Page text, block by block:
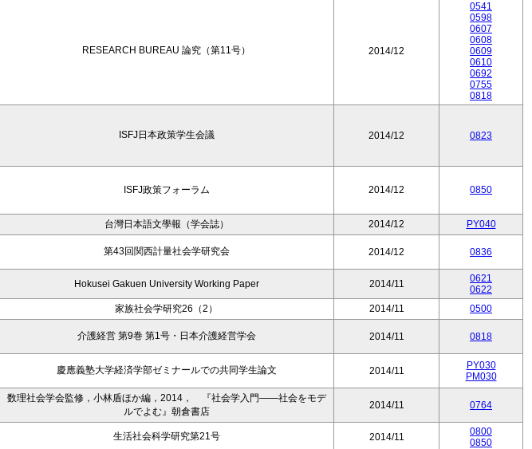
RESEARCH BUREAU 論究（第11号） 2014/12
0541
0598
0607
0608
0609
0610
0692
0755
0818
ISFJ日本政策学生会議 2014/12 0823
ISFJ政策フォーラム 2014/12 0850
台灣日本語文學報（学会誌） 2014/12
PY040
第43回関西計量社会学研究会 2014/12 0836
Hokusei Gakuen University Working Paper 2014/11
0621
0622
家族社会学研究26（2） 2014/11
0500
介護経営 第9巻 第1号・日本介護経営学会 2014/11 0818
慶應義塾大学経済学部ゼミナールでの共同学生論文 2014/11
PY030
PM030
数理社会学会監修，小林盾ほか編，2014， 『社会学入門――社会をモデ
ルでよむ』朝倉書店
2014/11 0764
生活社会科学研究第21号 2014/11
0800
0850